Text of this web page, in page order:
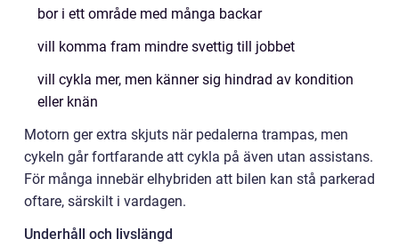
bor i ett område med många backar
vill komma fram mindre svettig till jobbet
vill cykla mer, men känner sig hindrad av kondition
eller knän
Motorn ger extra skjuts när pedalerna trampas, men
cykeln går fortfarande att cykla på även utan assistans.
För många innebär elhybriden att bilen kan stå parkerad
oftare, särskilt i vardagen.
Underhåll och livslängd